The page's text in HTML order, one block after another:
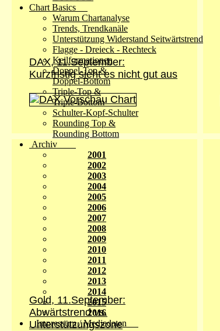
Chart Basics
Warum Chartanalyse
Trends, Trendkanäle
Unterstützung Widerstand Seitwärtstrend
Flagge - Dreieck - Rechteck
Keilformationen
Doppel-Top &
Doppel-Bottom
Triple-Top &
Triple-Bottom
Schulter-Kopf-Schulter
Rounding Top &
Rounding Bottom
Archiv
2001
2002
2003
2004
2005
2006
2007
2008
2009
2010
2011
2012
2013
2014
2015
2016
Impressum / Mediadaten
DAX, 11.September:
Kurzfristig sieht es nicht gut aus
Gold, 11.September:
Abwärtstrend vs.
Unterstützungszone